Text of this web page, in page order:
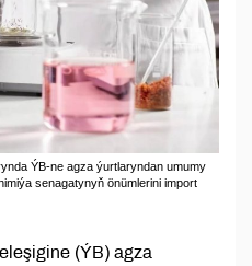
ÝB-ne agza ýurtlaryndan umumy
senagatynyň önümlerini import
(ÝB) agza